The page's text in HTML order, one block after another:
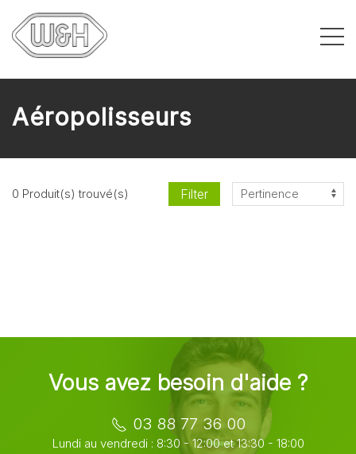
Aéropolisseurs
0 Produit(s) trouvé(s) Filter
Vous avez besoin d'aide ?
03 88 77 36 00
Lundi au vendredi : 8:30 - 12:00 et 13:30 - 18:00